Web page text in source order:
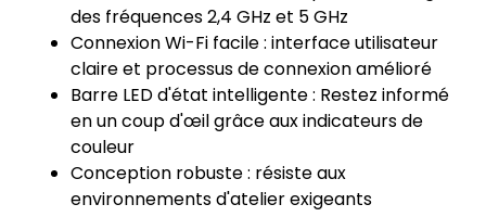
des fréquences 2,4 GHz et 5 GHz
Connexion Wi-Fi facile : interface utilisateur
claire et processus de connexion amélioré
Barre LED d'état intelligente : Restez informé
en un coup d'œil grâce aux indicateurs de
couleur
Conception robuste : résiste aux
environnements d'atelier exigeants